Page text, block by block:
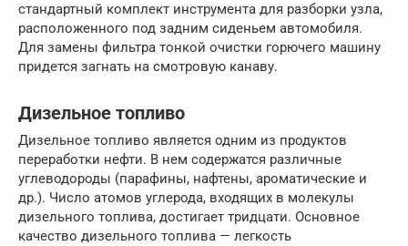
стандартный комплект инструмента для разборки узла,
расположенного под задним сиденьем автомобиля.
Для замены фильтра тонкой очистки горючего машину
придется загнать на смотровую канаву.
Дизельное топливо
Дизельное топливо является одним из продуктов
переработки нефти. В нем содержатся различные
углеводороды (парафины, нафтены, ароматические и
др.). Число атомов углерода, входящих в молекулы
дизельного топлива, достигает тридцати. Основное
качество дизельного топлива — легкость